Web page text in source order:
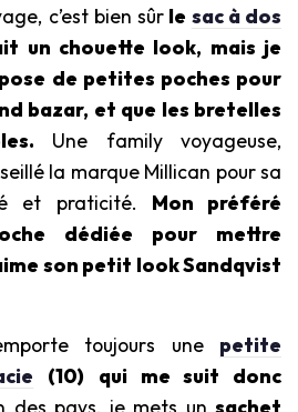
c’est bien sûr le sac à dos
un chouette look, mais je
de petites poches pour
bazar, et que les bretelles
Une family voyageuse,
la marque Millican pour sa
et praticité. Mon préféré
dédiée pour mettre
son petit look Sandqvist
toujours une petite
(10)
qui me suit donc